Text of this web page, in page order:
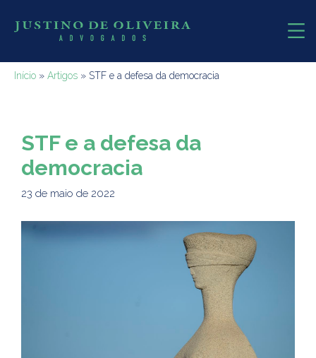
Início » Artigos » STF e a defesa da democracia
STF e a defesa da
democracia
23 de maio de 2022